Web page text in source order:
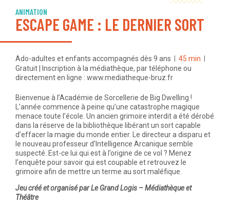
ANIMATION
ESCAPE GAME : LE DERNIER SORT
Ado-adultes et enfants accompagnés dès 9 ans
45 min
Gratuit | Inscription à la médiathèque, par téléphone ou
directement en ligne : www.mediatheque-bruz.fr
Bienvenue à l’Académie de Sorcellerie de Big Dwelling !
L’année commence à peine qu’une catastrophe magique
menace toute l’école. Un ancien grimoire interdit a été dérobé
dans la réserve de la bibliothèque libérant un sort capable
d’effacer la magie du monde entier. Le directeur a disparu et
le nouveau professeur d’Intelligence Arcanique semble
suspecté. Est-ce lui qui est à l’origine de ce vol ? Menez
l’enquête pour savoir qui est coupable et retrouvez le
grimoire afin de mettre un terme au sort maléfique.
Jeu créé et organisé par Le Grand Logis – Médiathèque et
Théâtre